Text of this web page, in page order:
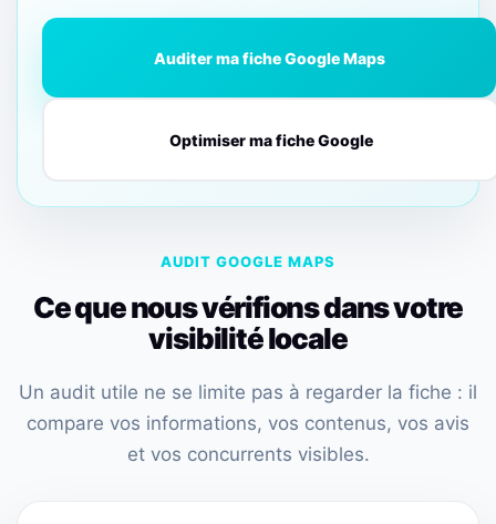
Auditer ma fiche Google Maps
Optimiser ma fiche Google
AUDIT GOOGLE MAPS
Ce que nous vérifions dans votre
visibilité locale
Un audit utile ne se limite pas à regarder la fiche : il
compare vos informations, vos contenus, vos avis
et vos concurrents visibles.